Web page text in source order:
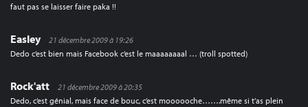
faut pas se laisser faire paka !!
Easley
21 décembre 2009 à 19:26
Dedo c’est bien mais Facebook c’est le maaaaaaaal … (troll spotted)
Rock'att
21 décembre 2009 à 20:35
Dedo, c’est génial, mais face de bouc, c’est moooooche…….même si t’as plein